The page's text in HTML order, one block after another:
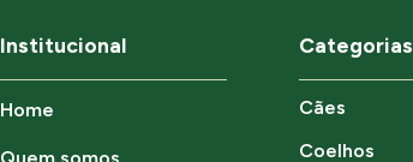
Institucional
Home
Categorias
Cães
Coelhos